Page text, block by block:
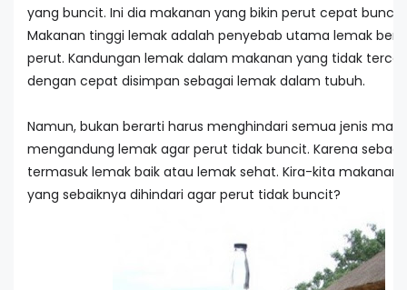
yang buncit. Ini dia makanan yang bikin perut cepat buncit.
Makanan tinggi lemak adalah penyebab utama lemak
perut. Kandungan lemak dalam makanan yang tidak
dengan cepat disimpan sebagai lemak dalam tubuh.
Namun, bukan berarti harus menghindari semua jenis
mengandung lemak agar perut tidak buncit. Karena
termasuk lemak baik atau lemak sehat. Kira-kita makanan
yang sebaiknya dihindari agar perut tidak buncit?